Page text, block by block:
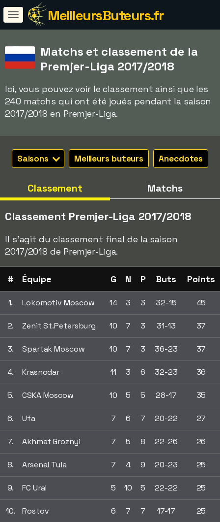
MeilleursButeurs.fr
Matchs et classement de la
Premjer-Liga 2017/2018
Ici, vous pouvez voir le classement ainsi que les
240 matchs qui ont été joués pendant la saison
2017/2018 en Premjer-Liga.
Saisons Meilleurs buteurs Anecdotes
Classement Matchs
Classement Premjer-Liga 2017/2018
Il s'agit du classement final de la saison
2017/2018 de Premjer-Liga.
# Équipe G N P Buts Points
1. Lokomotiv Moscow 14 3 3 32-15 45
2. Zenit St.Petersburg 10 7 3 31-13 37
3. Spartak Moscow 10 7 3 36-23 37
4. Krasnodar 11 3 6 32-23 36
5. CSKA Moscow 10 5 5 28-17 35
6. Ufa 7 6 7 20-22 27
7. Akhmat Groznyi 7 5 8 22-26 26
8. Arsenal Tula 7 4 9 20-23 25
9. FC Ural 5 10 5 22-22 25
10. Rostov 6 7 7 17-17 25